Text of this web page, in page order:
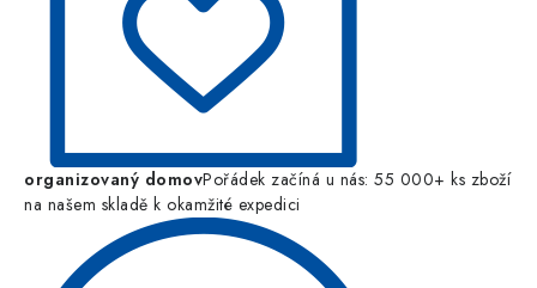
organizovaný domovPořádek začíná u nás: 55 000+ ks zboží
na našem skladě k okamžité expedici